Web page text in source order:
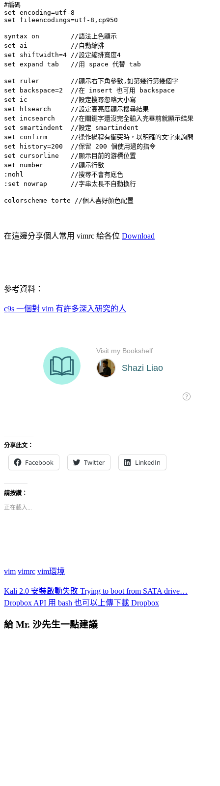
#編碼
set encoding=utf-8
set fileencodings=utf-8,cp950
syntax on        //語法上色顯示
set ai           //自動縮排
set shiftwidth=4 //設定縮排寬度4
set expand tab   //用 space 代替 tab
set ruler        //顯示右下角參數,如第幾行第幾個字
set backspace=2  //在 insert 也可用 backspace
set ic           //設定搜尋忽略大小寫
set hlsearch     //設定高亮度顯示搜尋結果
set incsearch    //在關鍵字還沒完全輸入完畢前就顯示結果
set smartindent  //設定 smartindent
set confirm      //操作過程有衝突時，以明確的文字來詢問
set history=200  //保留 200 個使用過的指令
set cursorline   //顯示目前的游標位置
set number       //顯示行數
:nohl            //搜尋不會有底色
:set nowrap      //字串太長不自動換行
colorscheme torte //個人喜好顏色配置
在這邊分享個人常用 vimrc 給各位 Download
參考資料：
c9s 一個對 vim 有許多深入研究的人
分享此文：
Facebook Twitter LinkedIn
請按讚：
正在載入...
vim vimrc vim環境
Kali 2.0 安裝啟動失敗 Trying to boot from SATA drive…
Dropbox API 用 bash 也可以上傳下載 Dropbox
給 Mr. 沙先生一點建議